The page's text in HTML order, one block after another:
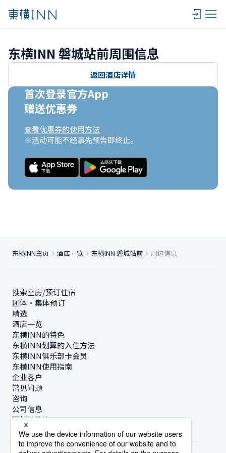
东横INN 磐城站前周围信息
返回酒店详情
首次登录官方App
赠送优惠券
查看优惠券的使用方法
※活动可能不经事先预告即终止。
东横INN主页 酒店一览 东横INN 磐城站前 周边信息
搜索空房/预订住宿
团体・集体预订
精选
酒店一览
东横INN的特色
东横INN划算的入住方法
东横INN俱乐部卡会员
东横INN使用指南
企业客户
常见问题
咨询
公司信息
可持续政策